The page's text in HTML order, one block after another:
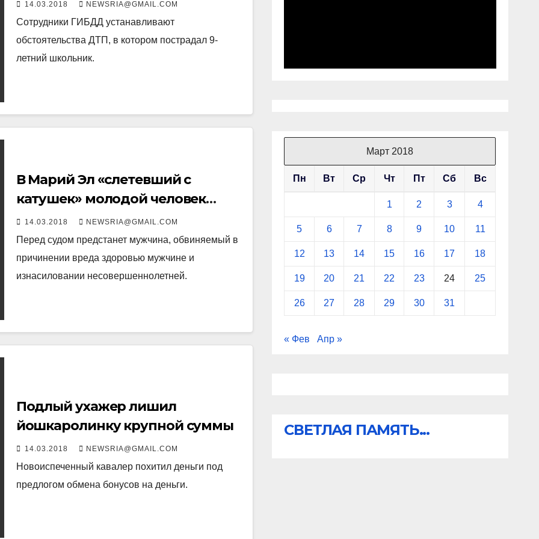
14.03.2018 NEWSRIA@GMAIL.COM
Сотрудники ГИБДД устанавливают
обстоятельства ДТП, в котором пострадал 9-
летний школьник.
В Марий Эл «слетевший с
катушек» молодой человек
совершил два серьезных
преступления
14.03.2018 NEWSRIA@GMAIL.COM
Перед судом предстанет мужчина, обвиняемый в
причинении вреда здоровью мужчине и
изнасиловании несовершеннолетней.
Подлый ухажер лишил
йошкаролинку крупной суммы
14.03.2018 NEWSRIA@GMAIL.COM
Новоиспеченный кавалер похитил деньги под
предлогом обмена бонусов на деньги.
Март 2018
Пн Вт Ср Чт Пт Сб Вс
1 2 3 4
5 6 7 8 9 10 11
12 13 14 15 16 17 18
19 20 21 22 23 24 25
26 27 28 29 30 31
« Фев Апр »
СВЕТЛАЯ ПАМЯТЬ...